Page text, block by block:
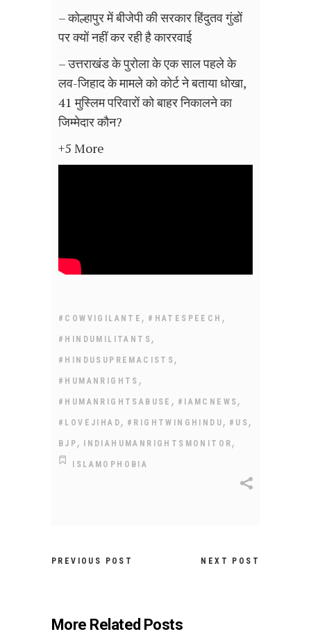
– कोल्हापुर में बीजेपी की सरकार हिंदुतव गुंडों
पर क्यों नहीं कर रही है काररवाई
– उत्तराखंड के पुरोला के एक साल पहले के
लव-जिहाद के मामले को कोर्ट ने बताया धोखा,
41 मुस्लिम परिवारों को बाहर निकालने का
जिम्मेदार कौन?
+5 More
#COWVIGILANTE , #HATESPEECH ,
#HINDUMILITANTS ,
#HINDUSUPREMACISTS ,
#HUMANRIGHTS ,
#HUMANRIGHTSABUSE , #IAMCNEWS ,
#LOVEJIHAD , #RIGHTWINGHINDU , #US ,
BJP , INDIAHUMANRIGHTSMONITOR ,
ISLAMOPHOBIA
PREVIOUS POST NEXT POST
More Related Posts